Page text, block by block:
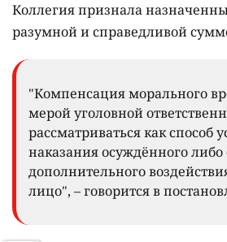
Коллегия признала
разумной и справедливой
"Компенсация морального
мерой уголовной
рассматриваться как способ
наказания осуждённого либо
дополнительного
лицо", – говорится в